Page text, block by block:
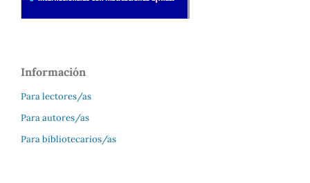
Información
Para lectores/as
Para autores/as
Para bibliotecarios/as